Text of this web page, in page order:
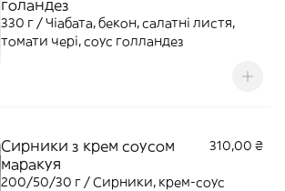
голандез
330 г / Чіабата, бекон, салатні листя,
томати чері, соус голландез
Сирники з крем соусом
маракуя
310,00 ₴
200/50/30 г / Сирники, крем-соус